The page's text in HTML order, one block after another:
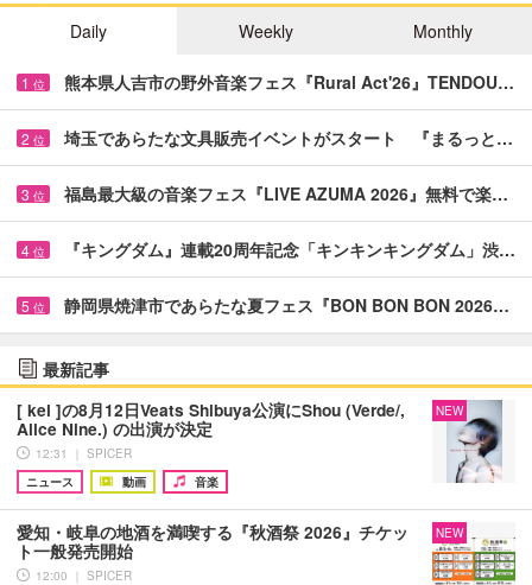
Daily
Weekly Monthly
1 位 熊本県人吉市の野外音楽フェス『Rural Act'26』TENDOU…
2 位 埼玉であらたな文具販売イベントがスタート 『まるっと…
3 位 福島最大級の音楽フェス『LIVE AZUMA 2026』無料で楽…
4 位 『キングダム』連載20周年記念「キンキンキングダム」渋…
5 位 静岡県焼津市であらたな夏フェス『BON BON BON 2026…
最新記事
[ kei ]の8月12日Veats Shibuya公演にShou (Verde/,
Alice Nine.) の出演が決定
12:31 ｜ SPICER
ニュース
動画 音楽
NEW
愛知・岐阜の地酒を満喫する『秋酒祭 2026』チケッ
ト一般発売開始
12:00 ｜ SPICER
NEW